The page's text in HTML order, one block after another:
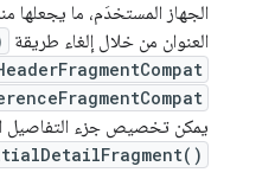
الجهاز المستخدَم، ما يجعلها
العنوان من خلال إلغاء طريقة
يمكن تخصيص جزء التفاصيل